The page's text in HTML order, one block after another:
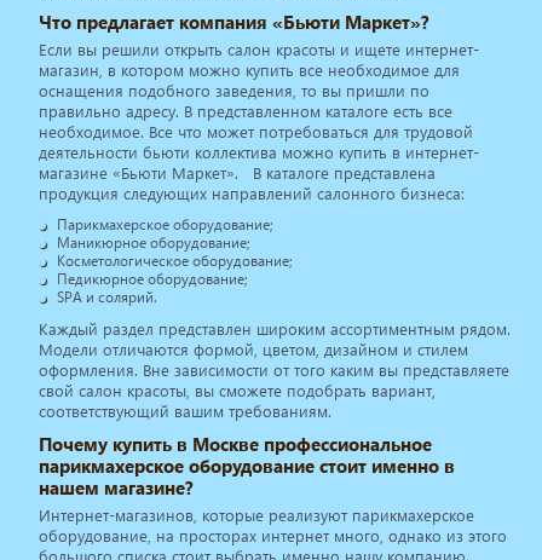
Что предлагает компания «Бьюти Маркет»?
Если вы решили открыть салон красоты и ищете интернет-
магазин, в котором можно купить все необходимое для
оснащения подобного заведения, то вы пришли по
правильно адресу. В представленном каталоге есть все
необходимое. Все что может потребоваться для трудовой
деятельности бьюти коллектива можно купить в интернет-
магазине «Бьюти Маркет». В каталоге представлена
продукция следующих направлений салонного бизнеса:
Парикмахерское оборудование;
Маникюрное оборудование;
Косметологическое оборудование;
Педикюрное оборудование;
SPA и солярий.
Каждый раздел представлен широким ассортиментным рядом.
Модели отличаются формой, цветом, дизайном и стилем
оформления. Вне зависимости от того каким вы представляете
свой салон красоты, вы сможете подобрать вариант,
соответствующий вашим требованиям.
Почему купить в Москве профессиональное
парикмахерское оборудование стоит именно в
нашем магазине?
Интернет-магазинов, которые реализуют парикмахерское
оборудование, на просторах интернет много, однако из этого
большого списка стоит выбрать именно нашу компанию.